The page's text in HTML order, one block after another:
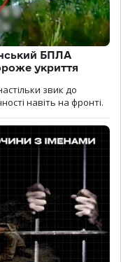
БПЛА
укриття
звик до
навіть на фронті.